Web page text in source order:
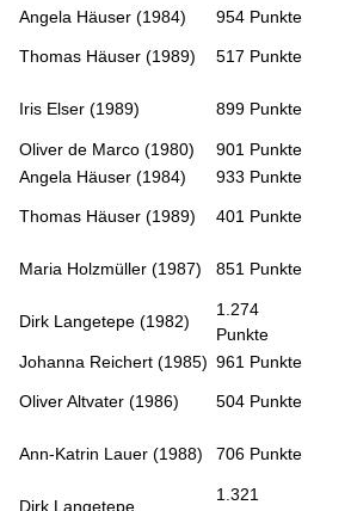
Angela Häuser (1984)
954 Punkte
Thomas Häuser (1989) 517 Punkte
Iris Elser (1989) 899 Punkte
Oliver de Marco (1980)
901 Punkte
Angela Häuser (1984)
933 Punkte
Thomas Häuser (1989) 401 Punkte
Maria Holzmüller (1987) 851 Punkte
Dirk Langetepe (1982)
1.274
Punkte
Johanna Reichert (1985) 961 Punkte
Oliver Altvater (1986) 504 Punkte
Ann-Katrin Lauer (1988) 706 Punkte
Dirk Langetepe
1.321